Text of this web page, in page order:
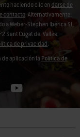
haciendo clic en darse de
contacto. Alternativamente,
a Weber-Stephen Ibérica SL
Sant Cugat del Vallès,
de privacidad.
de aplicación laPolítica de